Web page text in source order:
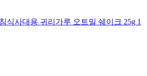
식사대용 귀리가루 오트밀 쉐이크 25g 1